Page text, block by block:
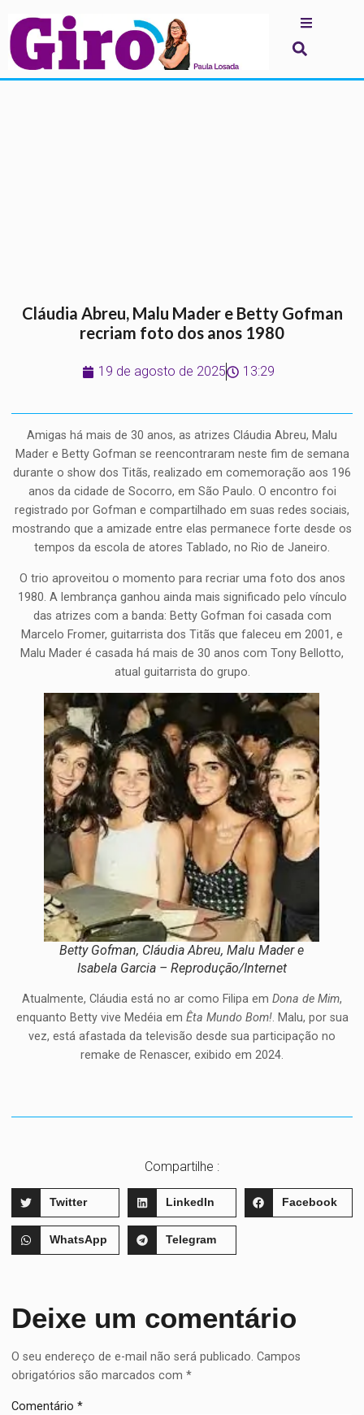
Cláudia Abreu, Malu Mader e Betty Gofman
recriam foto dos anos 1980
19 de agosto de 2025 13:29
Amigas há mais de 30 anos, as atrizes Cláudia Abreu, Malu
Mader e Betty Gofman se reencontraram neste fim de semana
durante o show dos Titãs, realizado em comemoração aos 196
anos da cidade de Socorro, em São Paulo. O encontro foi
registrado por Gofman e compartilhado em suas redes sociais,
mostrando que a amizade entre elas permanece forte desde os
tempos da escola de atores Tablado, no Rio de Janeiro.
O trio aproveitou o momento para recriar uma foto dos anos
1980. A lembrança ganhou ainda mais significado pelo vínculo
das atrizes com a banda: Betty Gofman foi casada com
Marcelo Fromer, guitarrista dos Titãs que faleceu em 2001, e
Malu Mader é casada há mais de 30 anos com Tony Bellotto,
atual guitarrista do grupo.
Betty Gofman, Cláudia Abreu, Malu Mader e
Isabela Garcia – Reprodução/Internet
Atualmente, Cláudia está no ar como Filipa em Dona de Mim,
enquanto Betty vive Medéia em Êta Mundo Bom!. Malu, por sua
vez, está afastada da televisão desde sua participação no
remake de Renascer, exibido em 2024.
Compartilhe :
Twitter LinkedIn Facebook
WhatsApp Telegram
Deixe um comentário
O seu endereço de e-mail não será publicado. Campos
obrigatórios são marcados com*
Comentário*